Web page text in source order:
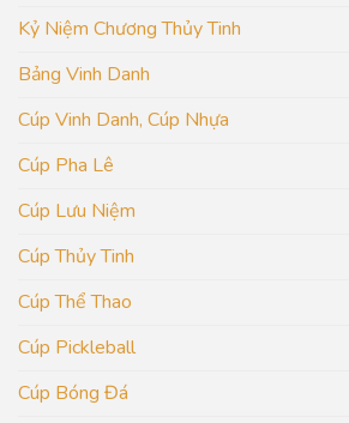
Kỷ Niệm Chương Thủy Tinh
Bảng Vinh Danh
Cúp Vinh Danh, Cúp Nhựa
Cúp Pha Lê
Cúp Lưu Niệm
Cúp Thủy Tinh
Cúp Thể Thao
Cúp Pickleball
Cúp Bóng Đá